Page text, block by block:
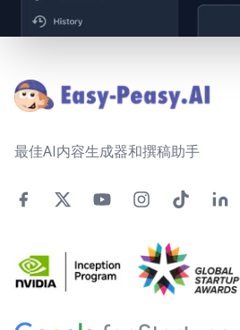
最佳AI内容生成器和撰稿助手